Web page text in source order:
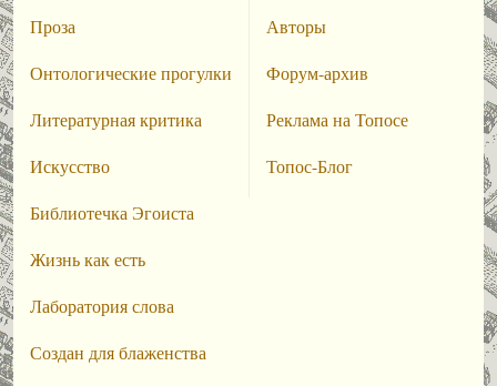
Проза
Онтологические прогулки
Литературная критика
Искусство
Библиотечка Эгоиста
Жизнь как есть
Лаборатория слова
Создан для блаженства
Авторы
Форум-архив
Реклама на Топосе
Топос-Блог